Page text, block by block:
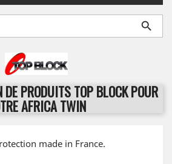

DE PRODUITS TOP BLOCK POUR
AFRICA TWIN
made in France.